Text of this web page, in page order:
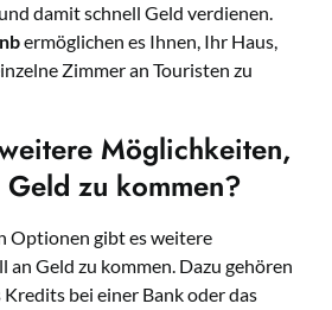
damit schnell Geld verdienen.
ermöglichen es Ihnen, Ihr Haus,
Zimmer an Touristen zu
Möglichkeiten,
zu kommen?
Optionen gibt es weitere
an Geld zu kommen. Dazu gehören
bei einer Bank oder das